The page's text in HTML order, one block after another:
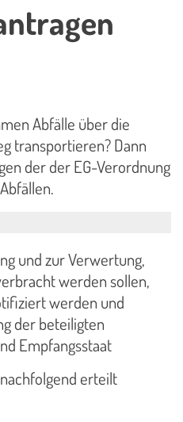
Abfälle über die
transportieren? Dann
der der EG-Verordnung
und zur Verwertung,
werden sollen,
werden und
der beteiligten
Empfangsstaat
erteilt